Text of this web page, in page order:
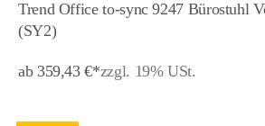
Trend Office to-sync 9247 Bürostuhl
(SY2)
ab 359,43 €*zzgl. 19% USt.